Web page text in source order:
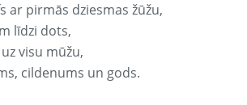
ar pirmās dziesmas žūžu,
līdzi dots,
visu mūžu,
cildenums un gods.